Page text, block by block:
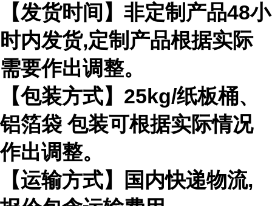
【发货时间】非定制产品48小
时内发货,定制产品根据实际
需要作出调整。
【包装方式】 25kg/纸板桶、
铝箔袋 包装可根据实际情况
作出调整。
【运输方式】国内快递物流,